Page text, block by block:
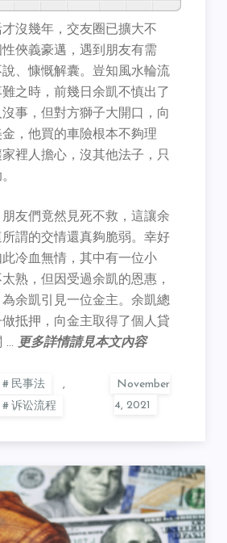
沒幾年，交友圈已擴大不
俠義豪邁，遇到朋友有需
、慷慨解囊。豈知風水輪流
之時，前幾日余凱不慎出了
事，但對方獅子大開口，向
，他買的車險根本不夠理
裡人擔心，沒其他法子，只
友們竟然見死不救，這讓余
謂的交情還真夠脆弱。幸好
冷血無情，其中有一位小
熟，但因受過余凱的恩惠，
余凱引見一位金主。余凱總
抵押，向金主取得了個人貸
…更多詳情請見本文內容
民事法
,
诉讼流程